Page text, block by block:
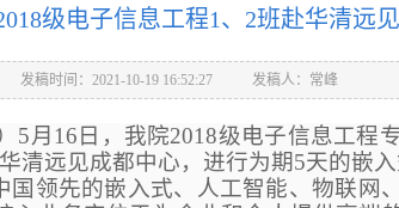
级电子信息工程1、2班赴华清远见
发稿时间：2021-10-19 16:52:27 发稿人：常峰
5月16日，我院2018级电子信息工程
清远见成都中心，进行为期5天的嵌入
国领先的嵌入式、人工智能、物联网